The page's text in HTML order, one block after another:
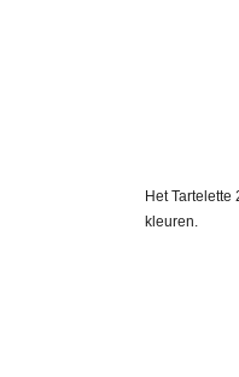
Het
kleuren.